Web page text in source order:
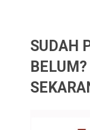
SUDAH